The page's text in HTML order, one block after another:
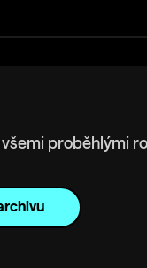
všemi proběhlými